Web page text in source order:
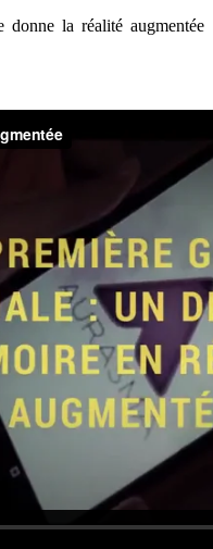
la réalité augmentée